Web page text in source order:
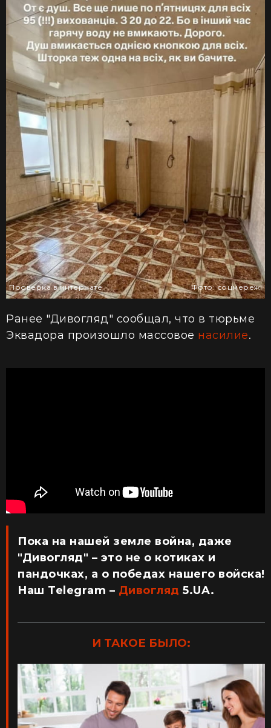
Проверка в интернате Фото: соцмережі
Ранее "Дивогляд" сообщал, что в тюрьме
Эквадора произошло массовое насилие.
Пока на нашей земле война, даже
"Дивогляд" – это не о котиках и
пандочках, а о победах нашего войска!
Наш Telegram – Дивогляд 5.UA.
И ТАКОЕ БЫЛО: